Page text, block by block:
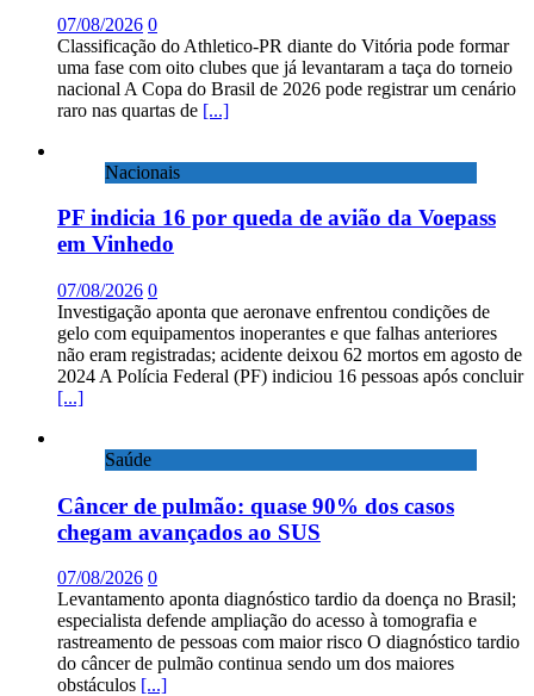
07/08/2026 0
Classificação do Athletico-PR diante do Vitória pode formar
uma fase com oito clubes que já levantaram a taça do torneio
nacional A Copa do Brasil de 2026 pode registrar um cenário
raro nas quartas de [...]
Nacionais
PF indicia 16 por queda de avião da Voepass
em Vinhedo
07/08/2026 0
Investigação aponta que aeronave enfrentou condições de
gelo com equipamentos inoperantes e que falhas anteriores
não eram registradas; acidente deixou 62 mortos em agosto de
2024 A Polícia Federal (PF) indiciou 16 pessoas após concluir
[...]
Saúde
Câncer de pulmão: quase 90% dos casos
chegam avançados ao SUS
07/08/2026 0
Levantamento aponta diagnóstico tardio da doença no Brasil;
especialista defende ampliação do acesso à tomografia e
rastreamento de pessoas com maior risco O diagnóstico tardio
do câncer de pulmão continua sendo um dos maiores
obstáculos [...]